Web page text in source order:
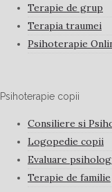
Terapie de grup
Terapia traumei
Psihoterapie
Psihoterapie copii
Consiliere si
Logopedie copii
Evaluare
Terapie de familie